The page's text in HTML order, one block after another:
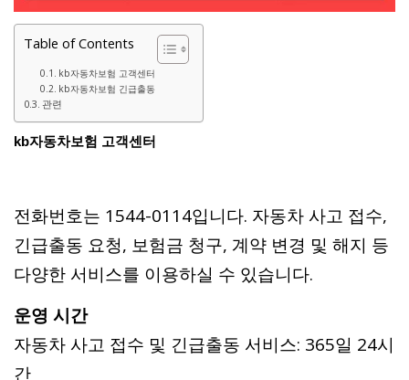
Table of Contents
kb자동차보험 고객센터
kb자동차보험 긴급출동
관련
kb자동차보험 고객센터
전화번호는 1544-0114입니다. 자동차 사고 접수,
긴급출동 요청, 보험금 청구, 계약 변경 및 해지 등
다양한 서비스를 이용하실 수 있습니다.
운영 시간
자동차 사고 접수 및 긴급출동 서비스: 365일 24시
간